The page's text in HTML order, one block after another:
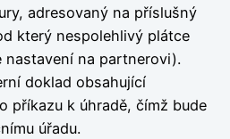
adresovaný na příslušný
který nespolehlivý plátce
nastavení na partnerovi).
doklad obsahující
příkazu k úhradě, čímž bude
úřadu.